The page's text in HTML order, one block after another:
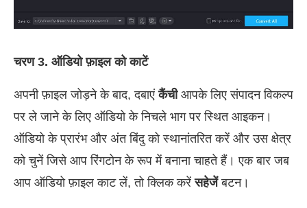
चरण 3. ऑडियो फ़ाइल को काटें
अपनी फ़ाइल जोड़ने के बाद, दबाएंकैंचीआपके लिए संपादन विकल्प
पर ले जाने के लिए ऑडियो के निचले भाग पर स्थित आइकन।
ऑडियो के प्रारंभ और अंत बिंदु को स्थानांतरित करें और उस क्षेत्र
को चुनें जिसे आप रिंगटोन के रूप में बनाना चाहते हैं। एक बार जब
आप ऑडियो फ़ाइल काट लें, तो क्लिक करेंसहेजेंबटन।